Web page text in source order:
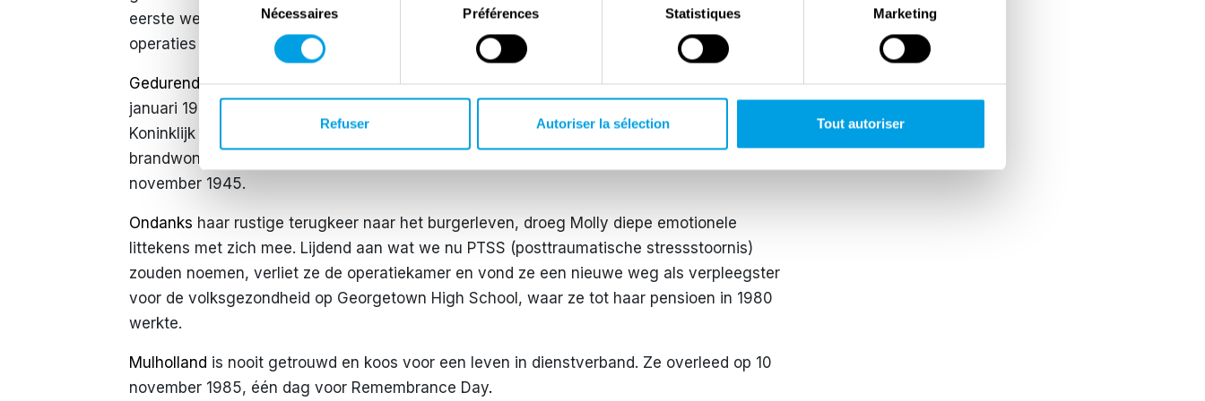
du
consentement
Nécessaires Préférences Statistiques Marketing
Refuser Autoriser la sélection Tout autoriser
eerste week door vanuit een koude loopgraaf, waar ze 72 uur achter elkaar non-stop
operaties uitvoerden.
Gedurendeacht intense maanden diende Molly in heel Frankrijk, België en Nederland. In
januari 1945 werden haar moed en vaardigheid erkend toen Koning George VI haar het
Koninklijk Rode Kruis Klasse 1 toekende. Ze zette haar dienst voort op een RCAF
brandwondenafdeling in East Grinstead, Engeland, voordat ze eervol werd ontslagen in
november 1945.
Ondanks haar rustige terugkeer naar het burgerleven, droeg Molly diepe emotionele
littekens met zich mee. Lijdend aan wat we nu PTSS (posttraumatische stressstoornis)
zouden noemen, verliet ze de operatiekamer en vond ze een nieuwe weg als verpleegster
voor de volksgezondheid op Georgetown High School, waar ze tot haar pensioen in 1980
werkte.
Mulholland is nooit getrouwd en koos voor een leven in dienstverband. Ze overleed op 10
november 1985, één dag voor Remembrance Day.